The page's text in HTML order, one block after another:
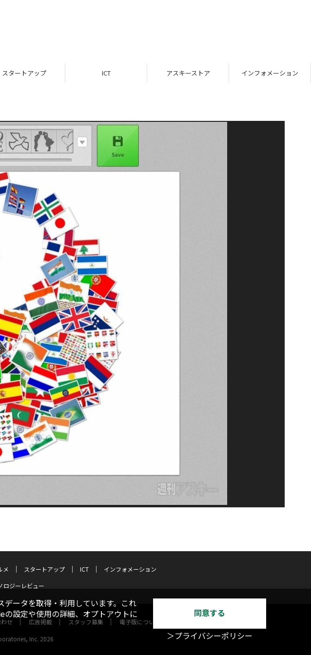
スタートアップ ICT アスキーストア インフォメーション
メ スタートアップ ICT
インフォメーション
ロジーレビュー
せ 広告掲載 スタッフ募集 電子版について
Inc. 2026
データを取得・利用しています。これ
の設定や使用の詳細、オプトアウトに
同意する
＞プライバシーポリシー